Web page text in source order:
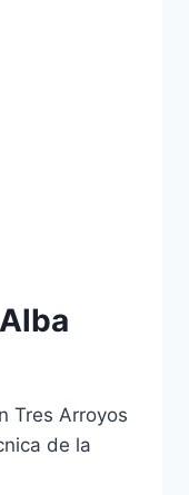
Tres Arroyos
de la